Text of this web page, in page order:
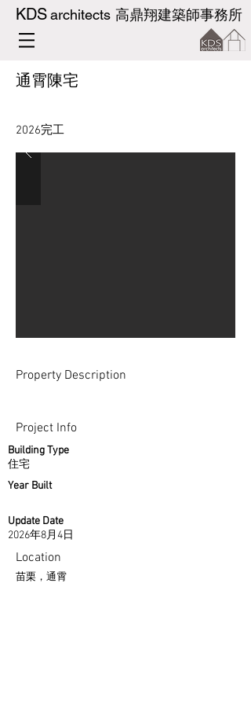
KDSarchitects 高鼎翔建築師事務所
通霄陳宅
2026完工
Property Description
Project Info
Building Type
住宅
Year Built
Update Date
2026年8月4日
Location
苗栗，通霄